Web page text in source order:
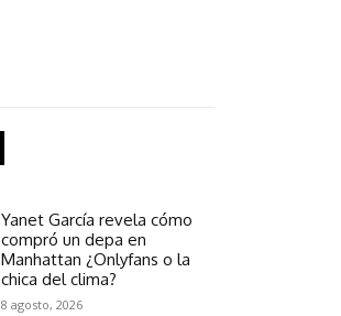
Yanet García revela cómo
compró un depa en
Manhattan ¿Onlyfans o la
chica del clima?
8 agosto, 2026